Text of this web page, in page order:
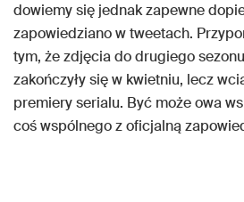
dowiemy się jednak zapewne
zapowiedziano w tweetach.
tym, że zdjęcia do drugiego sezonu
zakończyły się w kwietniu, lecz
premiery serialu. Być może owa
coś wspólnego z oficjalną